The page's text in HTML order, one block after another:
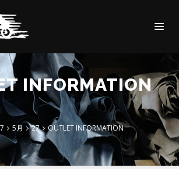
INFORMATION
5月 27 OUTLET INFORMATION